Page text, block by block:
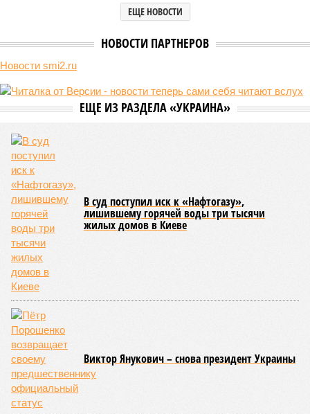
ЕЩЕ НОВОСТИ
НОВОСТИ ПАРТНЕРОВ
Новости smi2.ru
ЕЩЕ ИЗ РАЗДЕЛА «УКРАИНА»
В суд поступил иск к «Нафтогазу»,
лишившему горячей воды три тысячи
жилых домов в Киеве
Виктор Янукович – снова президент Украины